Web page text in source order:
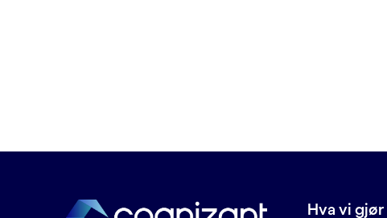
BYOD (Ta med din egen enhet)
Hva vi gjør